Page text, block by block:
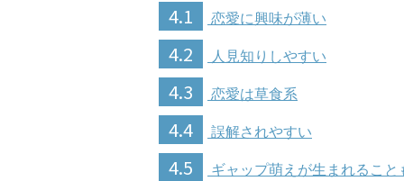
4.1 恋愛に興味が薄い
4.2 人見知りしやすい
4.3 恋愛は草食系
4.4 誤解されやすい
4.5 ギャップ萌えが生まれるこ